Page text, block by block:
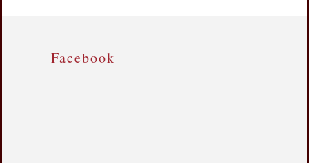
Facebook